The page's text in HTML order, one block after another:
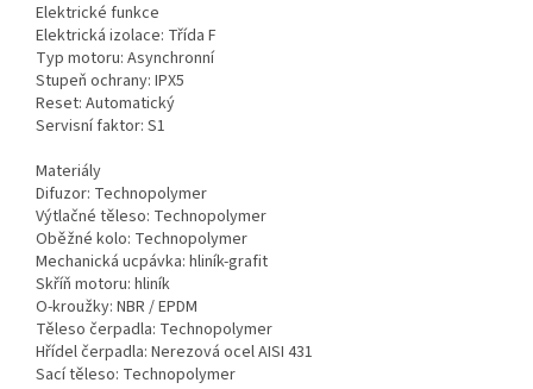
Elektrické funkce
Elektrická izolace: Třída F
Typ motoru: Asynchronní
Stupeň ochrany: IPX5
Reset: Automatický
Servisní faktor: S1
Materiály
Difuzor: Technopolymer
Výtlačné těleso: Technopolymer
Oběžné kolo: Technopolymer
Mechanická ucpávka: hliník-grafit
Skříň motoru: hliník
O-kroužky: NBR / EPDM
Těleso čerpadla: Technopolymer
Hřídel čerpadla: Nerezová ocel AISI 431
Sací těleso: Technopolymer